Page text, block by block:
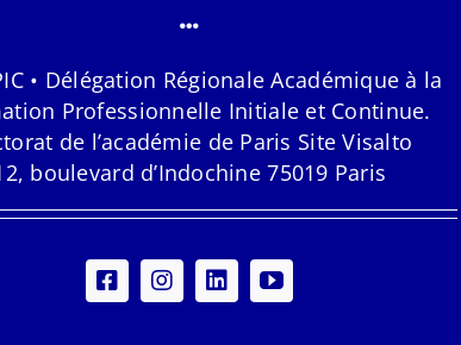
• Délégation Régionale Académique à la
Professionnelle Initiale et Continue.
de l’académie de Paris Site Visalto
boulevard d’Indochine 75019 Paris